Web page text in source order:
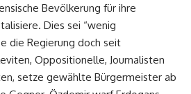
Bevölkerung für ihre
Dies sei “wenig
die Regierung doch seit
Oppositionelle, Journalisten
setze gewählte Bürgermeister ab